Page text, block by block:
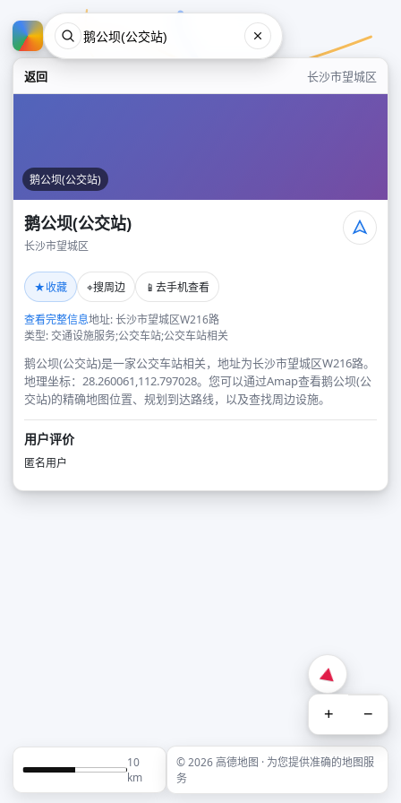
返回 长沙市望城区
鹅公坝(公交站)
鹅公坝(公交站)
长沙市望城区
★收藏 ⌖搜周边 📱 去手机查看
查看完整信息地址: 长沙市望城区W216路
类型: 交通设施服务;公交车站;公交车站相关
鹅公坝(公交站)是一家公交车站相关，地址为长沙市望城区W216路。
地理坐标：28.260061,112.797028。您可以通过Amap查看鹅公坝(公
交站)的精确地图位置、规划到达路线，以及查找周边设施。
用户评价
匿名用户
+ −
10
km
© 2026 高德地图 · 为您提供准确的地图服
务